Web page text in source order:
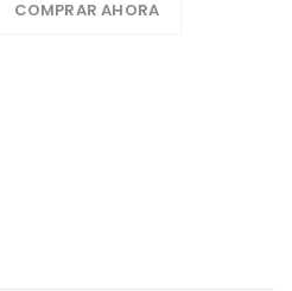
COMPRAR AHORA